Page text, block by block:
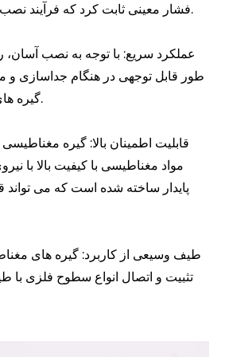
فشار معینی ثابت کرد که فرآیند نصب را بسیار ساده می کند.
عملکرد سریع: با توجه به نصب آسان،
طور قابل توجهی در هنگام جداسازی و
گیره های مغناطیسی بهبود یابد.
قابلیت اطمینان بالا: گیره
مواد مغناطیسی با کیفیت بالا با
پایدار ساخته شده است که می تواند
طیف وسیعی از کاربرد: گیره های
تثبیت و اتصال انواع سطوح فلزی با